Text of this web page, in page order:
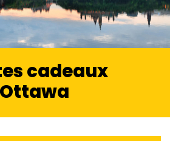
cadeaux
Ottawa